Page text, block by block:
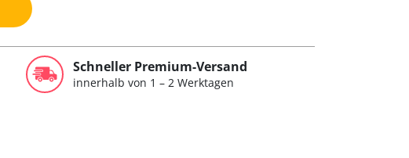
Schneller Premium-Versand
innerhalb von 1 – 2 Werktagen